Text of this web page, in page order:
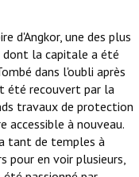
d'Angkor, une des plus
dont la capitale a été
dans l'oubli après
été recouvert par la
travaux de protection
accessible à nouveau.
tant de temples à
pour en voir plusieurs,